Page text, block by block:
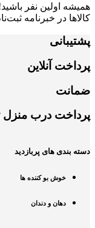
همیشه اولین نفر
کالاها در خبرنامه
پشتیبانی
پرداخت آنلاین
ضمانت
پرداخت درب منزل
دسته بندی های پربازدید
خوش بو کننده ها
دهان و دندان